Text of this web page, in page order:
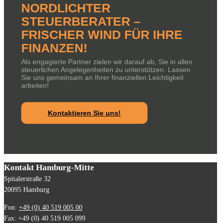
NORDLICHTER
STEUERBERATER –
FRISCHER WIND FÜR IHRE
FINANZEN!
Als engagierte Partner zielen wir darauf ab, Sie in allen
steuerlichen Angelegenheiten zu unterstützen. Lassen
Sie uns gemeinsam an Ihrer finanziellen Leichtigkeit
arbeiten!
Kontaktieren Sie uns!
Kontakt Hamburg-Mitte
Spitalerstraße 32
20095 Hamburg
Fon: +49 (0) 40 519 005 00
Fax: +49 (0) 40 519 005 099